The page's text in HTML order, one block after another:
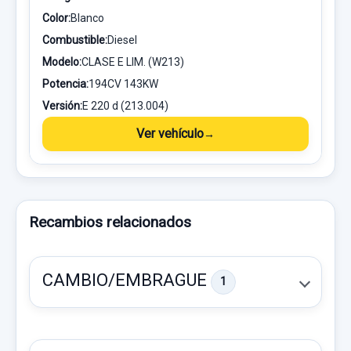
Color:Blanco
Combustible:Diesel
Modelo:CLASE E LIM. (W213)
Potencia:194CV 143KW
Versión:E 220 d (213.004)
Ver vehículo
Recambios relacionados
CAMBIO/EMBRAGUE 1